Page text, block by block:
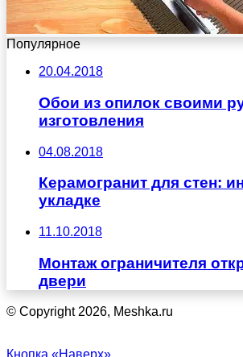
Популярное
20.04.2018
Обои из опилок своими
изготовления
04.08.2018
Керамогранит для стен:
укладке
11.10.2018
Монтаж ограничителя
двери
© Copyright 2026, Meshka.ru